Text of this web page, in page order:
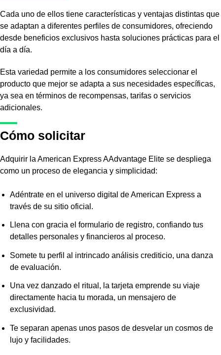
Cada uno de ellos tiene características y ventajas distintas que
se adaptan a diferentes perfiles de consumidores, ofreciendo
desde beneficios exclusivos hasta soluciones prácticas para el
día a día.
Esta variedad permite a los consumidores seleccionar el
producto que mejor se adapta a sus necesidades específicas,
ya sea en términos de recompensas, tarifas o servicios
adicionales.
Cómo solicitar
Adquirir la American Express AAdvantage Elite se despliega
como un proceso de elegancia y simplicidad:
Adéntrate en el universo digital de American Express a
través de su sitio oficial.
Llena con gracia el formulario de registro, confiando tus
detalles personales y financieros al proceso.
Somete tu perfil al intrincado análisis crediticio, una danza
de evaluación.
Una vez danzado el ritual, la tarjeta emprende su viaje
directamente hacia tu morada, un mensajero de
exclusividad.
Te separan apenas unos pasos de desvelar un cosmos de
lujo y facilidades.